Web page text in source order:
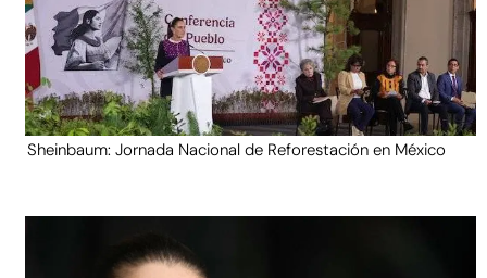
Sheinbaum: Jornada Nacional de Reforestación en México